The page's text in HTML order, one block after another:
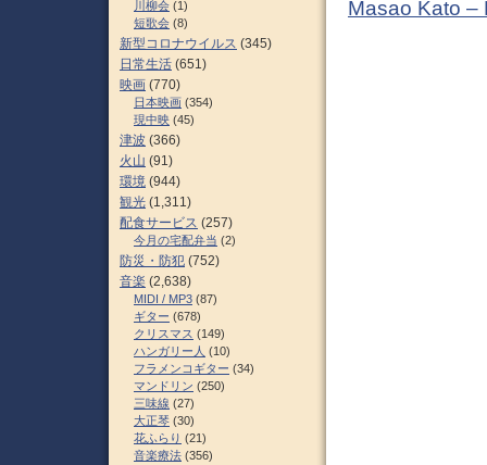
Masao Kato –
川柳会 (1)
短歌会 (8)
新型コロナウイルス (345)
日常生活 (651)
映画 (770)
日本映画 (354)
現中映 (45)
津波 (366)
火山 (91)
環境 (944)
観光 (1,311)
配食サービス (257)
今月の宅配弁当 (2)
防災・防犯 (752)
音楽 (2,638)
MIDI / MP3 (87)
ギター (678)
クリスマス (149)
ハンガリー人 (10)
フラメンコギター (34)
マンドリン (250)
三味線 (27)
大正琴 (30)
花ふらり (21)
音楽療法 (356)